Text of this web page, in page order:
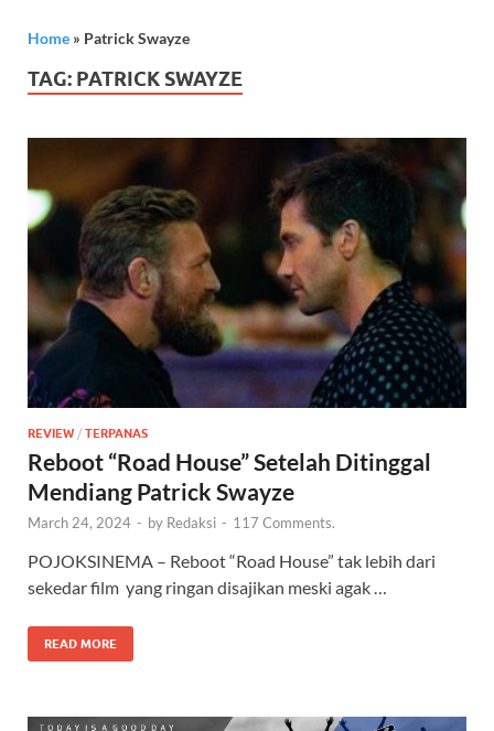
Home » Patrick Swayze
TAG: PATRICK SWAYZE
REVIEW / TERPANAS
Reboot “Road House” Setelah Ditinggal
Mendiang Patrick Swayze
March 24, 2024 - by Redaksi - 117 Comments.
POJOKSINEMA – Reboot “Road House” tak lebih dari
sekedar film yang ringan disajikan meski agak …
READ MORE